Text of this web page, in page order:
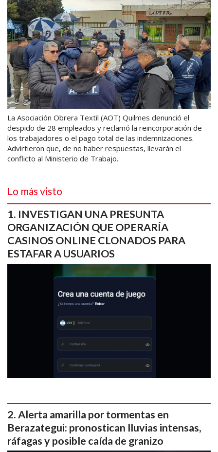
La Asociación Obrera Textil (AOT) Quilmes denunció el
despido de 28 empleados y reclamó la reincorporación de
los trabajadores o el pago total de las indemnizaciones.
Advirtieron que, de no haber respuestas, llevarán el
conflicto al Ministerio de Trabajo.
Lo más visto
INVESTIGAN UNA PRESUNTA
ORGANIZACIÓN QUE OPERARÍA
CASINOS ONLINE CLONADOS PARA
ESTAFAR A USUARIOS
Alerta amarilla por tormentas en
Berazategui: pronostican lluvias intensas,
ráfagas y posible caída de granizo